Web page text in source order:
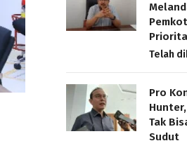
Telah
Pro
Tak
Sudut